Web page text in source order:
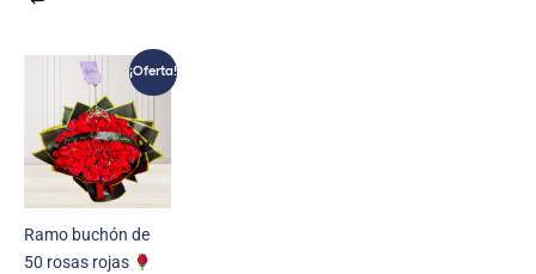
¡Oferta!
Ramo buchón de
50 rosas rojas
El
precio
original
era:
S/ 279.99.
El
precio
es:
S/ 160.00.